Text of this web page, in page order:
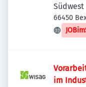
Südwest
66450
im